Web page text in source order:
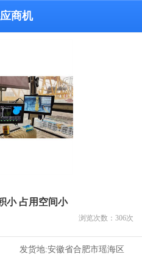
商机
小 占用空间小
浏览次数： 306次
发货地:安徽省合肥市瑶海区